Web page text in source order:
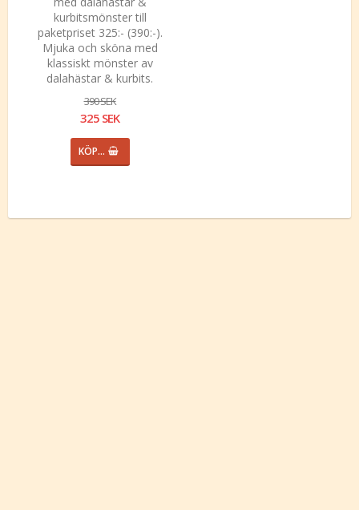
kurbitsmönster till
paketpriset 325:- (390:-).
Mjuka och sköna med
klassiskt mönster av
dalahästar & kurbits.
390 SEK
325 SEK
KÖP…